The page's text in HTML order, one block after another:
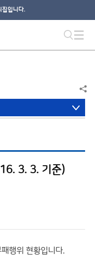
집입니다.
3. 3. 기준)
행위 현황입니다.